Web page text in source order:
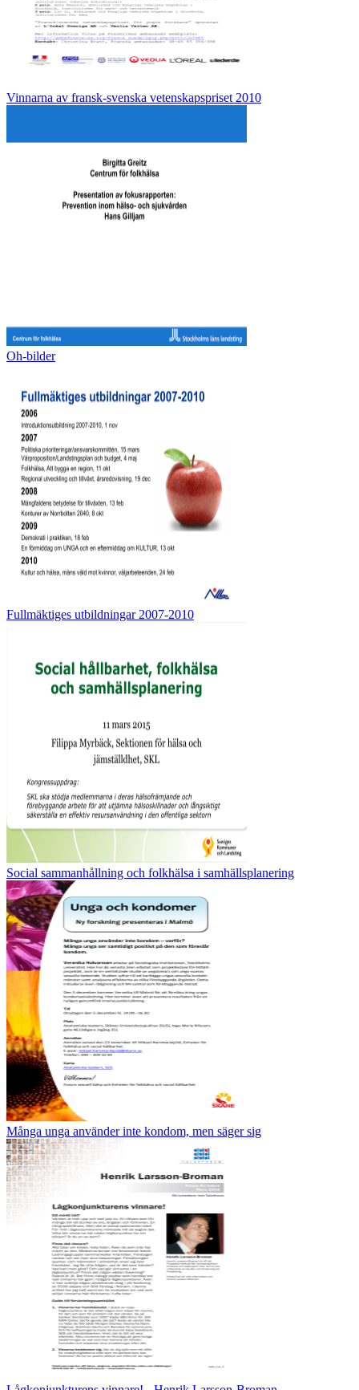
Vinnarna av fransk-svenska vetenskapspriset 2010
Oh-bilder
Fullmäktiges utbildningar 2007-2010
Social sammanhållning och folkhälsa i samhällsplanering
Många unga använder inte kondom, men säger sig